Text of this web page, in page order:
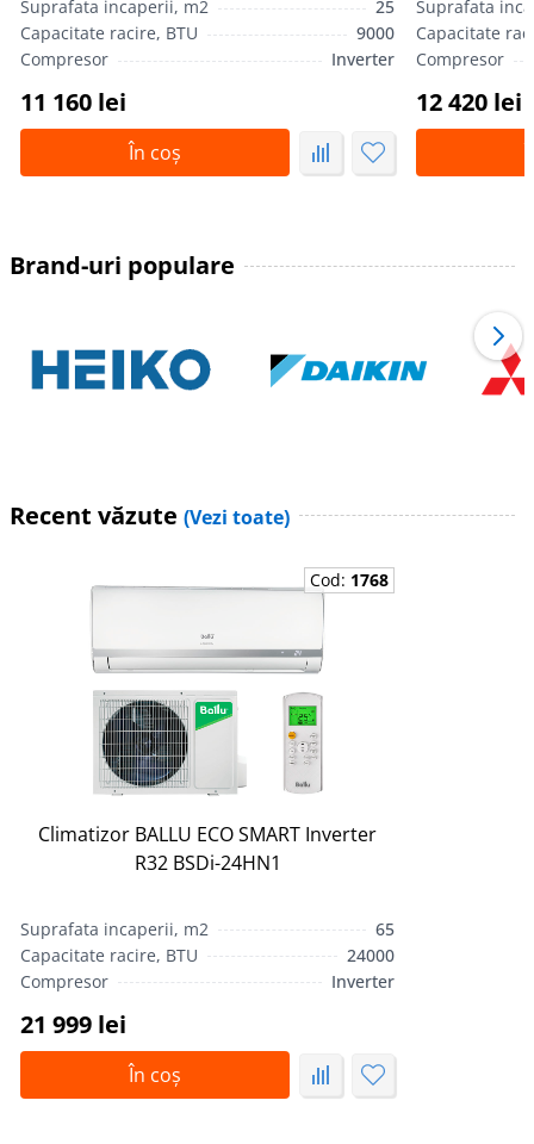
Suprafata incaperii, m2
25
Capacitate racire, BTU
9000
Compresor
Inverter
11 160 lei
În coș
Suprafata
Capacitate
Compresor
12 420 lei
Brand-uri populare
Recent văzute (Vezi toate)
Cod: 1768
Climatizor BALLU ECO SMART Inverter
R32 BSDi-24HN1
Suprafata incaperii, m2
65
Capacitate racire, BTU
24000
Compresor
Inverter
21 999 lei
În coș